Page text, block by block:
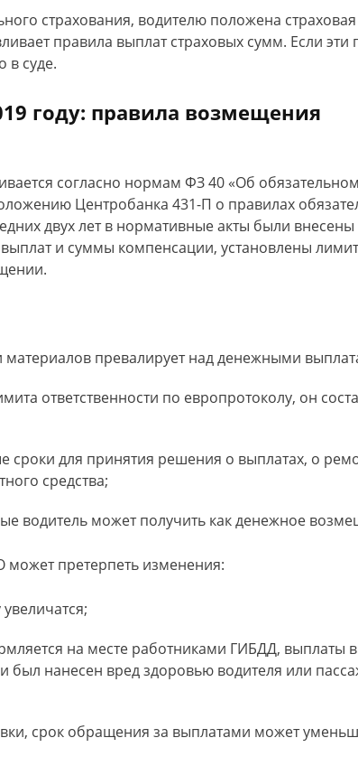
страхования, водителю положена страховая
правила выплат страховых сумм. Если эти
в суде.
году: правила возмещения
согласно нормам ФЗ 40 «Об обязательном
Центробанка 431-П о правилах
двух лет в нормативные акты были внесены
и суммы компенсации, установлены
материалов превалирует над денежными
ответственности по европротоколу, он
сроки для принятия решения о выплатах, о
средства;
водитель может получить как денежное
может претерпеть изменения:
на месте работниками ГИБДД, выплаты
был нанесен вред здоровью водителя или
срок обращения за выплатами может